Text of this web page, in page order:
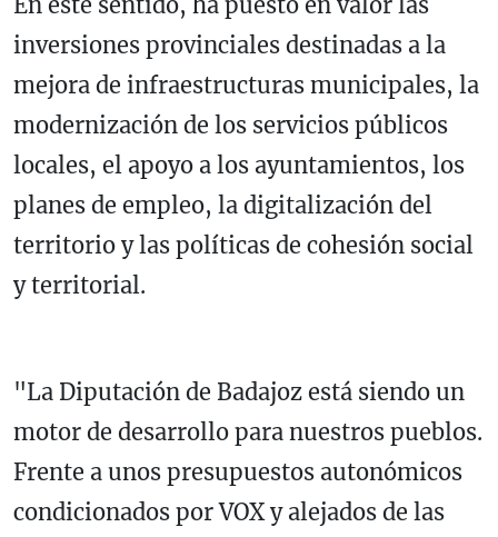
inversiones provinciales destinadas a la
mejora de infraestructuras municipales, la
modernización de los servicios públicos
locales, el apoyo a los ayuntamientos, los
planes de empleo, la digitalización del
territorio y las políticas de cohesión social
y territorial.
"La Diputación de Badajoz está siendo un
motor de desarrollo para nuestros pueblos.
Frente a unos presupuestos autonómicos
condicionados por VOX y alejados de las